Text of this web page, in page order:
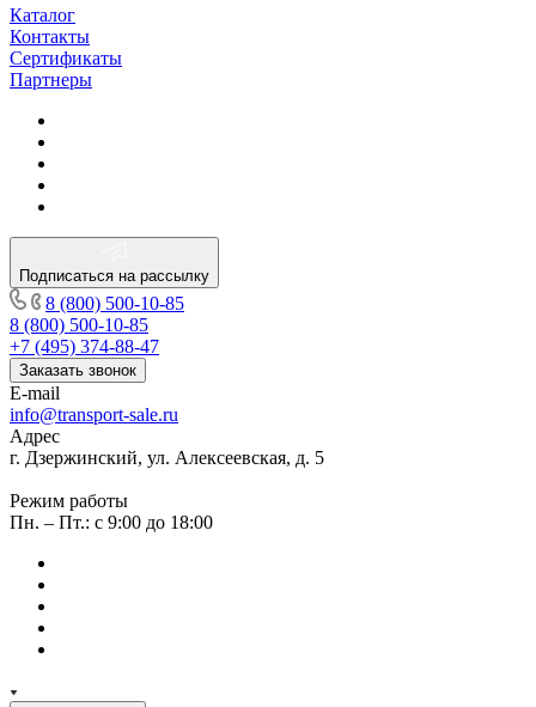
Каталог
Контакты
Сертификаты
Партнеры
Подписаться на рассылку
8 (800) 500-10-85
8 (800) 500-10-85
+7 (495) 374-88-47
Заказать звонок
E-mail
info@transport-sale.ru
Адрес
г. Дзержинский, ул. Алексеевская, д. 5
Режим работы
Пн. – Пт.: с 9:00 до 18:00